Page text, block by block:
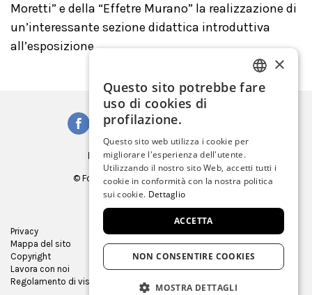
Moretti” e della “Effetre Murano” la realizzazione di
un’interessante sezione didattica introduttiva
all’esposizione.
Iscriviti alla Newsletter
© Fondazione Musei Civici di Venezia
C.F. e P.IVA 03842230272
Privacy
Mappa del sito
Copyright
Lavora con noi
Regolamento di visita
Virtual tour
Gare e appalti
Museum Store
ITALIAN
GERMAN
FRENCH
×
Questo sito potrebbe fare
uso di cookies di
profilazione.
Questo sito web utilizza i cookie per
migliorare l'esperienza dell'utente.
Utilizzando il nostro sito Web, accetti tutti i
cookie in conformità con la nostra politica
sui cookie. Dettaglio
ACCETTA
NON CONSENTIRE COOKIES
MOSTRA DETTAGLI